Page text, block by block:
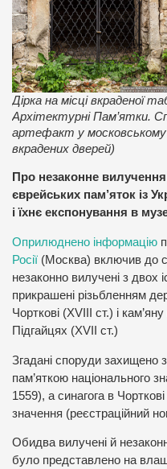
Дірка на місці вкраденої
Архітектурні Пам’ятки.
артефакт у московському
вкрадених дверей)
Про незаконне
єврейських пам’яток із
і їхнє експонування в
Оприлюднено інформацію
Росії (Москва) включив до
незаконно вилучені з двох
прикрашені різьбленням
Чорткові (XVIII ст.) і
Підгайцях (XVII ст.)
Згадані споруди захищено
пам’яткою національного
1559), а синагога в
значення (реєстраційний
Обидва вилучені й
було представлено на